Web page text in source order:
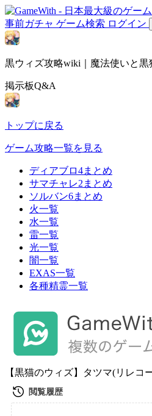
事前ガチャ ゲーム検索 ログイン
黒ウィズ攻略wiki｜魔法使いと黒
掲示板Q&A
トップに戻る
ゲーム攻略一覧を見る
ディアブロ4まとめ
サマチャレ2まとめ
ソルバン6まとめ
火一覧
水一覧
雷一覧
光一覧
闇一覧
EXAS一覧
各種精霊一覧
【黒猫のウィズ】タツマ(リレコ